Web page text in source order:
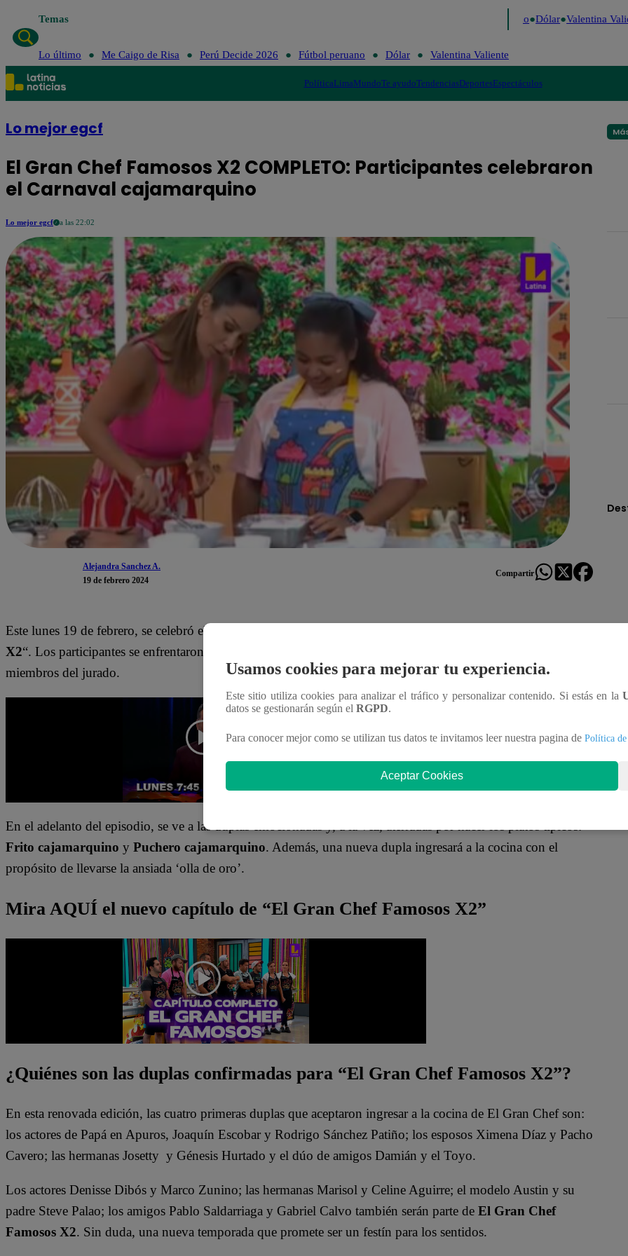
Temas Dólar Valentina
Lo último Me Caigo de Risa Perú Decide 2026 Fútbol peruano Dólar Valentina Valiente
PolíticaLimaMundoTe ayudoTendenciasDeportesEspectáculos
Lo mejor egcf
El Gran Chef Famosos X2 COMPLETO: Participantes celebraron
el Carnaval cajamarquino
Lo mejor egcf a las 22:02
Alejandra Sanchez A.
19 de febrero 2024
Compartir
Este lunes 19 de febrero, se celebró el
X2“. Los participantes se enfrentaron al gran reto de replicar platos típicos de esta región y deslumbrar a los
miembros del jurado.
En el adelanto del episodio, se ve a las duplas emocionadas y, a la vez, aterradas por hacer los platos típicos:
Frito cajamarquino y Puchero cajamarquino. Además, una nueva dupla ingresará a la cocina con el
propósito de llevarse la ansiada ‘olla de oro’.
Mira AQUÍ el nuevo capítulo de “El Gran Chef Famosos X2”
¿Quiénes son las duplas confirmadas para “El Gran Chef Famosos X2”?
En esta renovada edición, las cuatro primeras duplas que aceptaron ingresar a la cocina de El Gran Chef son:
los actores de Papá en Apuros, Joaquín Escobar y Rodrigo Sánchez Patiño; los esposos Ximena Díaz y Pacho
Cavero; las hermanas Josetty y Génesis Hurtado y el dúo de amigos Damián y el Toyo.
Los actores Denisse Dibós y Marco Zunino; las hermanas Marisol y Celine Aguirre; el modelo Austin y su
padre Steve Palao; los amigos Pablo Saldarriaga y Gabriel Calvo también serán parte de El Gran Chef
Famosos X2. Sin duda, una nueva temporada que promete ser un festín para los sentidos.
Usamos cookies para mejorar tu experiencia.
Este sitio utiliza cookies para analizar el tráfico y personalizar contenido. Si estás en la
datos se gestionarán según el RGPD.
Para conocer mejor como se utilizan tus datos te invitamos leer nuestra pagina de Política
Aceptar Cookies